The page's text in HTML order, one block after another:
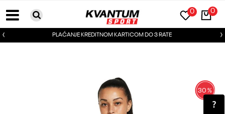
0
0
PLAĆANJE KREDITNOM KARTICOM DO 3 RATE
30%